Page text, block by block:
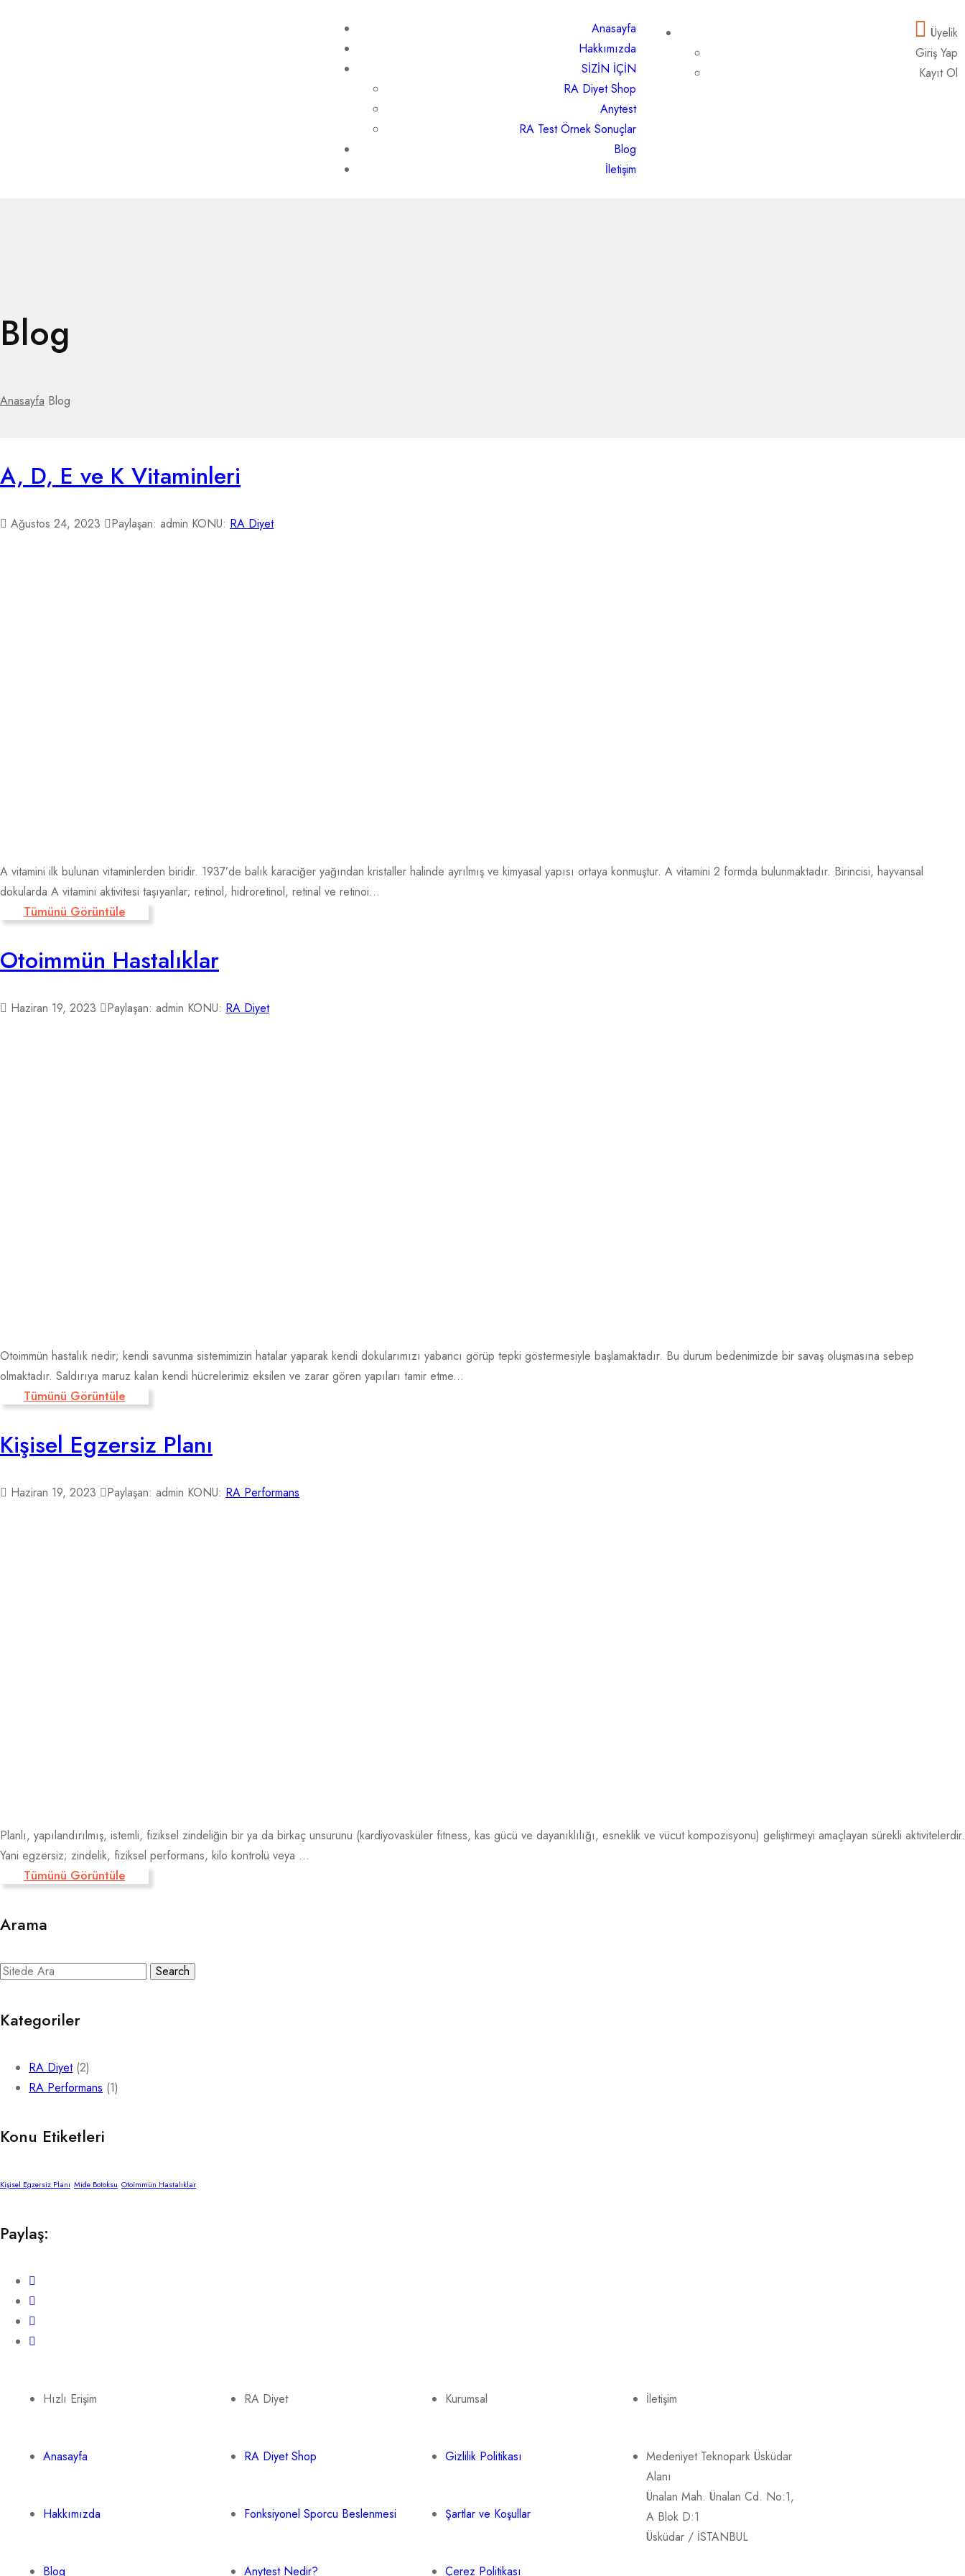
Anasayfa
Hakkımızda
SİZİN İÇİN
RA Diyet Shop
Anytest
RA Test Örnek Sonuçlar
Blog
İletişim
Üyelik
Giriş Yap
Kayıt Ol
Blog
Anasayfa Blog
A, D, E ve K Vitaminleri
Ağustos 24, 2023 Paylaşan: admin KONU: RA Diyet
A vitamini ilk bulunan vitaminlerden biridir. 1937’de balık karaciğer yağından kristaller halinde ayrılmış ve kimyasal yapısı ortaya konmuştur. A vitamini 2 formda bulunmaktadır. Birincisi, hayvansal
dokularda A vitamini aktivitesi taşıyanlar; retinol, hidroretinol, retinal ve retinoi...
Tümünü Görüntüle
Otoimmün Hastalıklar
Haziran 19, 2023 Paylaşan: admin KONU: RA Diyet
Otoimmün hastalık nedir; kendi savunma sistemimizin hatalar yaparak kendi dokularımızı yabancı görüp tepki göstermesiyle başlamaktadır. Bu durum bedenimizde bir savaş oluşmasına sebep
olmaktadır. Saldırıya maruz kalan kendi hücrelerimiz eksilen ve zarar gören yapıları tamir etme...
Tümünü Görüntüle
Kişisel Egzersiz Planı
Haziran 19, 2023 Paylaşan: admin KONU: RA Performans
Planlı, yapılandırılmış, istemli, fiziksel zindeliğin bir ya da birkaç unsurunu (kardiyovasküler fitness, kas gücü ve dayanıklılığı, esneklik ve vücut kompozisyonu) geliştirmeyi amaçlayan sürekli aktivitelerdir.
Yani egzersiz; zindelik, fiziksel performans, kilo kontrolü veya ...
Tümünü Görüntüle
Arama
Search
Kategoriler
RA Diyet(2)
RA Performans (1)
Konu Etiketleri
Kişisel Egzersiz Planı Mide Botoksu Otoimmün Hastalıklar
Paylaş:
Hızlı Erişim
Anasayfa
Hakkımızda
Blog
RA Diyet
RA Diyet Shop
Fonksiyonel Sporcu Beslenmesi
Anytest Nedir?
Kurumsal
Gizlilik Politikası
Şartlar ve Koşullar
Çerez Politikası
İletişim
Medeniyet Teknopark Üsküdar
Alanı
Ünalan Mah. Ünalan Cd. No:1,
A Blok D:1
Üsküdar / İSTANBUL